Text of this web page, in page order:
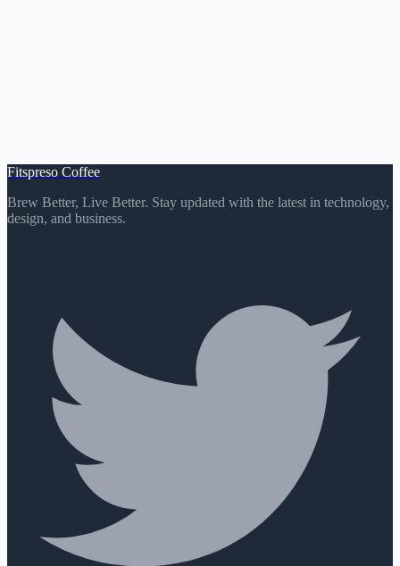
Fitspreso Coffee
Brew Better, Live Better. Stay updated with the latest in technology,
design, and business.